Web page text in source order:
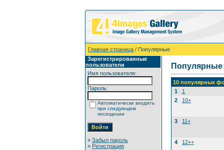
Главная страница / Популярные
Зарегистрированные
пользователи
Имя пользователя:
Пароль:
Автоматически входить
при следующем
посещении
» Забыл пароль
» Регистрация
Популярные
10 популярных
1
1
2
10+
3 11+
4 12++